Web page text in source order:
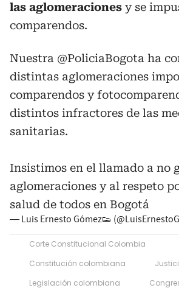
las aglomeraciones y se
comparendos.
Nuestra @PoliciaBogota ha
distintas aglomeraciones
comparendos y
distintos infractores de las
sanitarias.
Insistimos en el llamado a no
aglomeraciones y al respeto
salud de todos en Bogotá
— Luis Ernesto Gómez👟
Corte Constitucional Colombia
Constitución colombiana
Legislación colombiana